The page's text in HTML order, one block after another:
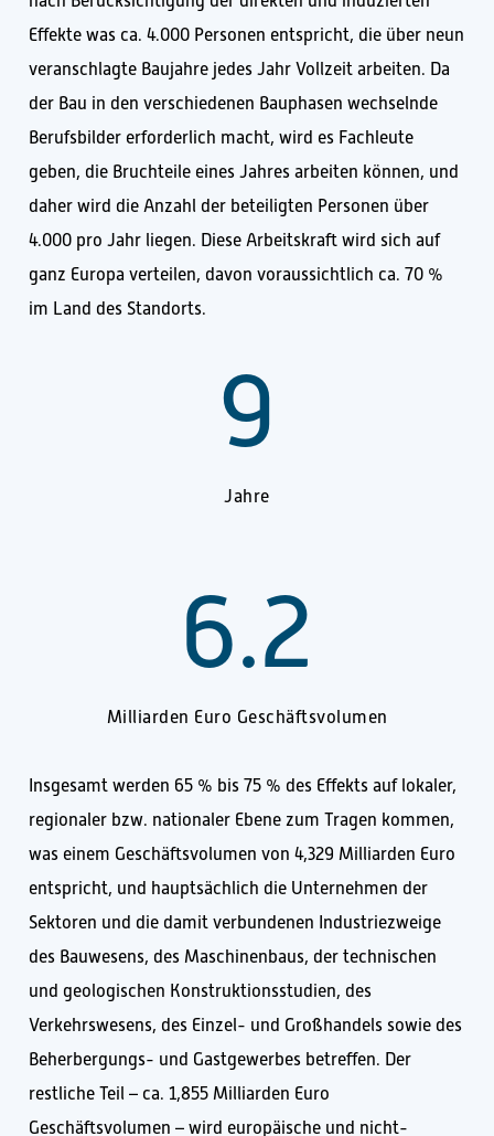
Effekte was ca. 4.000 Personen entspricht, die über neun
veranschlagte Baujahre jedes Jahr Vollzeit arbeiten. Da
der Bau in den verschiedenen Bauphasen wechselnde
Berufsbilder erforderlich macht, wird es Fachleute
geben, die Bruchteile eines Jahres arbeiten können, und
daher wird die Anzahl der beteiligten Personen über
4.000 pro Jahr liegen. Diese Arbeitskraft wird sich auf
ganz Europa verteilen, davon voraussichtlich ca. 70 %
im Land des Standorts.
9
Jahre
6.2
Milliarden Euro Geschäftsvolumen
Insgesamt werden 65 % bis 75 % des Effekts auf lokaler,
regionaler bzw. nationaler Ebene zum Tragen kommen,
was einem Geschäftsvolumen von 4,329 Milliarden Euro
entspricht, und hauptsächlich die Unternehmen der
Sektoren und die damit verbundenen Industriezweige
des Bauwesens, des Maschinenbaus, der technischen
und geologischen Konstruktionsstudien, des
Verkehrswesens, des Einzel- und Großhandels sowie des
Beherbergungs- und Gastgewerbes betreffen. Der
restliche Teil – ca. 1,855 Milliarden Euro
Geschäftsvolumen – wird europäische und nicht-